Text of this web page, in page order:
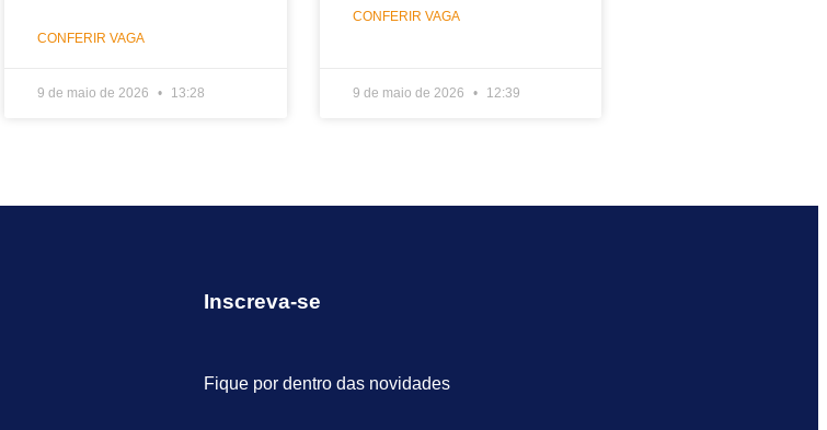
CONFERIR VAGA
9 de maio de 2026 13:28
CONFERIR VAGA
9 de maio de 2026 12:39
Inscreva-se
Fique por dentro das novidades